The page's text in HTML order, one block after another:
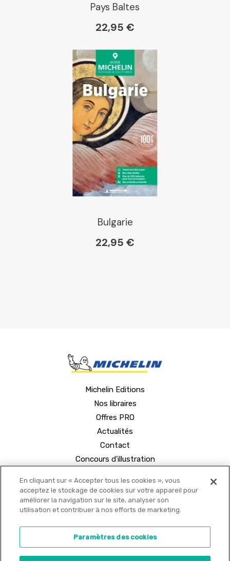
Pays Baltes
22,95 €
Bulgarie
22,95 €
Michelin Editions
Nos libraires
Offres PRO
Actualités
Contact
Concours d'illustration
•
En cliquant sur « Accepter tous les cookies », vous
acceptez le stockage de cookies sur votre appareil pour
améliorer la navigation sur le site, analyser son
utilisation et contribuer à nos efforts de marketing.
Paramètres des cookies